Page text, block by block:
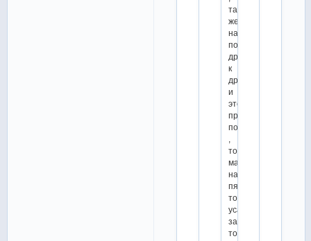
такая
же
начальная
поза
друг
к
другу
и
этот
прогиб
потом
только
мальчика
на
пятую
точку
усадили
зачем
то